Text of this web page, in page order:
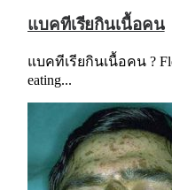
แบคทีเรียกินเนื้อคน
แบคทีเรียกินเนื้อคน ?
eating...